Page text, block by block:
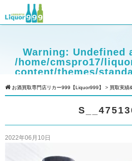
Warning: Undefined
/home/cmspro17/
content/themes/
"cat_name"
お酒買取専門店リカー999【Liquor999】 > 買取実績
2022年06月10日